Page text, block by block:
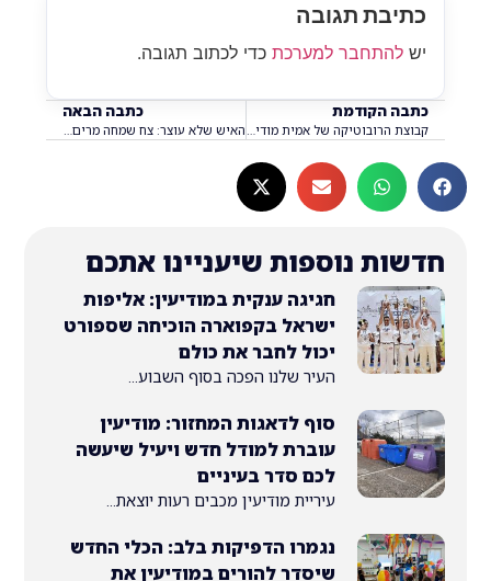
תגובה
למערכתכדי לכתוב תגובה.
הקודמת
קבוצת הרובוטיקה של אמית מודיעין בנים – טרייגון 5990 זכתה במקום הראשון בתחרות הארצית והעפילה לתחרות העולמית ביוסטון האיש שלא עוצר: צח שמחה מרים אנשים – באימונים טכנולוגיים ובצד הדרך
נוספות שיעניינו אתכם
חגיגה ענקית במודיעין: אליפות
ישראל בקפוארה הוכיחה שספורט
יכול לחבר את כולם
העיר שלנו הפכה בסוף השבוע...
סוף לדאגות המחזור: מודיעין
עוברת למודל חדש ויעיל שיעשה
לכם סדר בעיניים
עיריית מודיעין מכבים רעות יוצאת...
נגמרו הדפיקות בלב: הכלי החדש
שיסדר להורים במודיעין את